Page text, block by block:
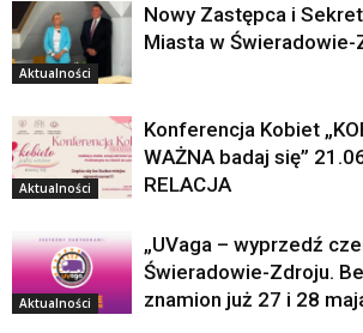
Aktualności
Nowy Zastępca i
Miasta w Świeradowie-
Aktualności
Konferencja Kobiet
WAŻNA badaj się”
RELACJA
Aktualności
„UVaga – wyprzedź
Świeradowie-Zdroju.
znamion już 27 i 28